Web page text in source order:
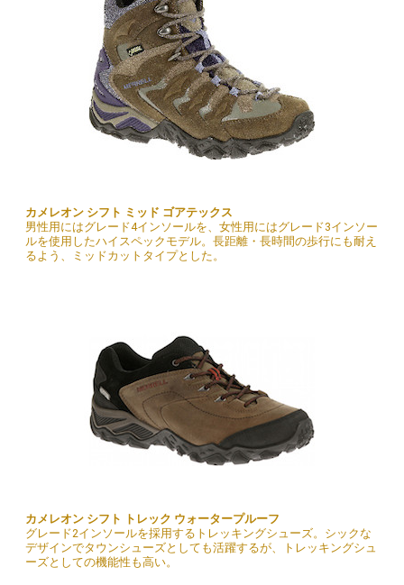
カメレオン シフト ミッド ゴアテックス
男性用にはグレード4インソールを、女性用にはグレード3インソー
ルを使用したハイスペックモデル。長距離・長時間の歩行にも耐え
るよう、ミッドカットタイプとした。
カメレオン シフト トレック ウォータープルーフ
グレード2インソールを採用するトレッキングシューズ。シックな
デザインでタウンシューズとしても活躍するが、トレッキングシュ
ーズとしての機能性も高い。